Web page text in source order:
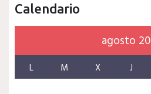
Calendario
agosto
L M X J